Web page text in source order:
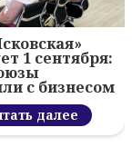
1 сентября:
с бизнесом
цифровой
далее